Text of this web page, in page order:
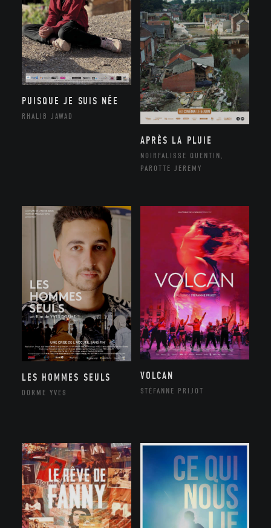
PUISQUE JE SUIS NÉE
RHALIB JAWAD
APRÈS LA PLUIE
NOIRFALISSE QUENTIN,
PAROTTE JEREMY
LES HOMMES SEULS
DORME YVES
VOLCAN
STÉFANNE PRIJOT